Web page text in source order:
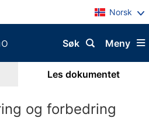
Norsk
Meny
Søk
Les dokumentet
og forbedring